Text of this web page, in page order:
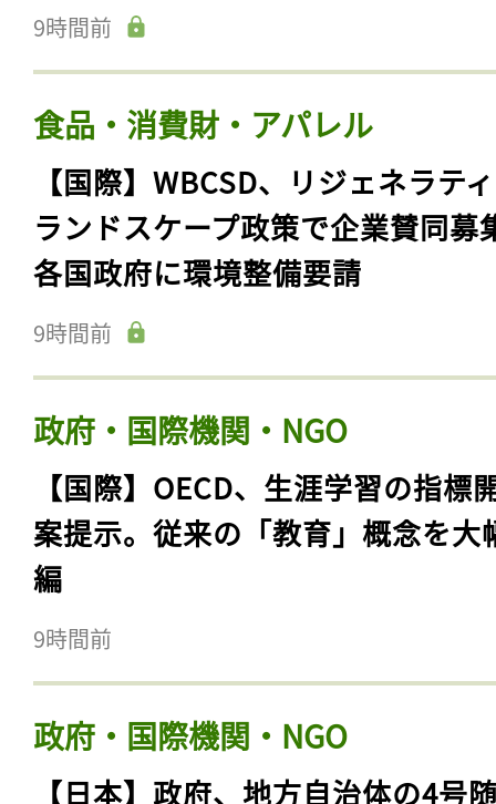
9時間前
食品・消費財・アパレル
【国際】WBCSD、リジェネラテ
ランドスケープ政策で企業賛同募
各国政府に環境整備要請
9時間前
政府・国際機関・NGO
【国際】OECD、生涯学習の指標
案提示。従来の「教育」概念を大
編
9時間前
政府・国際機関・NGO
【日本】政府、地方自治体の4号